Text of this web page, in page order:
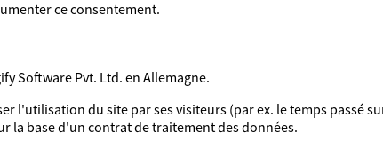
ce consentement.
Software Pvt. Ltd. en Allemagne.
l'utilisation du site par ses visiteurs (par ex. le temps passé
la base d'un contrat de traitement des données.